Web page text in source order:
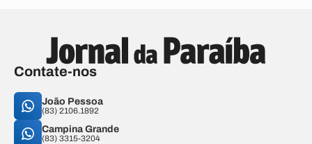
Contate-nos
João Pessoa
(83) 2106.1892
Campina Grande
(83) 3315-3204